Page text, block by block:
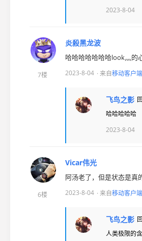
2023-8-04
7楼
炎殺黑龙波
哈哈哈哈哈哈哈look灬的
2023-8-04 · 来自移动客户端
飞鸟之影
哈哈哈哈哈
2023-8-04
6楼
Vicar伟光
阿汤老了，但是状态是真
2023-8-04 · 来自移动客户端
飞鸟之影
人类极限的